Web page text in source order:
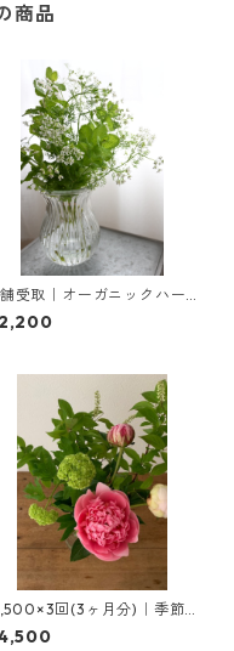
商品
受取｜オーガニックハー
ブーケ
回(3ヶ月分)｜季節
の定期便［SS ］